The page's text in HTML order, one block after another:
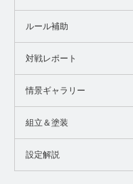
ルール補助
対戦レポート
情景ギャラリー
組立＆塗装
設定解説